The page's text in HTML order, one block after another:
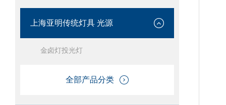
上海亚明传统灯具 光源
金卤灯投光灯
全部产品分类